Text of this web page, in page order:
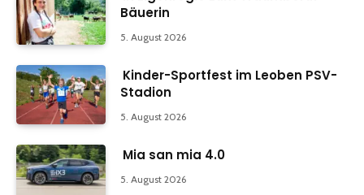
Bäuerin
5. August 2026
Kinder-Sportfest im Leoben PSV-
Stadion
5. August 2026
Mia san mia 4.0
5. August 2026